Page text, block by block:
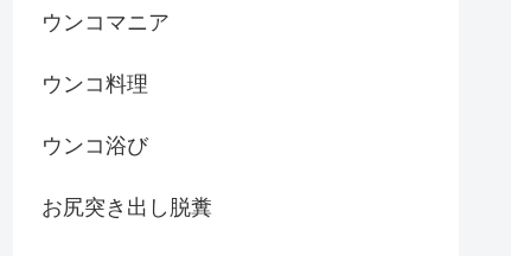
ウンコマニア
ウンコ料理
ウンコ浴び
お尻突き出し脱糞